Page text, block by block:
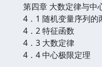
第四章 大数定律与中
4．1 随机变量序列的
4．2 特征函数
4．3 大数定律
4．4 中心极限定理